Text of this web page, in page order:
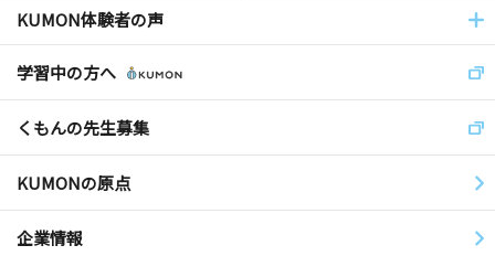
KUMON体験者の声
学習中の方へ
くもんの先生募集
KUMONの原点
企業情報